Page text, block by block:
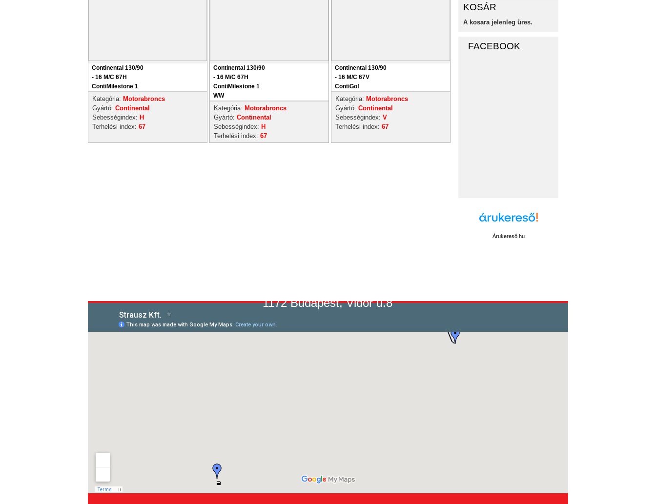
Continental 130/90
- 16 M/C 67H
ContiMilestone 1
Kategória: Motorabroncs
Gyártó: Continental
Sebességindex: H
Terhelési index: 67
Continental 130/90
- 16 M/C 67H
ContiMilestone 1
WW
Kategória: Motorabroncs
Gyártó: Continental
Sebességindex: H
Terhelési index: 67
Continental 130/90
- 16 M/C 67V
ContiGo!
Kategória: Motorabroncs
Gyártó: Continental
Sebességindex: V
Terhelési index: 67
KOSÁR
A kosara jelenleg üres.
FACEBOOK
Árukereső.hu
1172 Budapest, Vidor u.8